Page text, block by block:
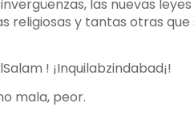
las nuevas
religiosas y tantas otras
! ¡Inquilabzindabad¡!
mala, peor.